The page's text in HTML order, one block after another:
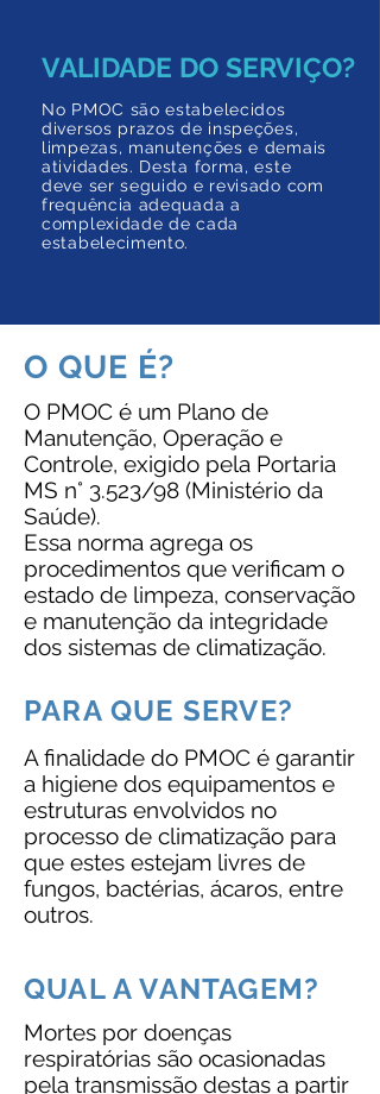
VALIDADE DO SERVIÇO?
No PMOC são estabelecidos
diversos prazos de inspeções,
limpezas, manutenções e demais
atividades. Desta forma, este
deve ser seguido e revisado com
frequência adequada a
complexidade de cada
estabelecimento.
O QUE É?
O PMOC é um Plano de
Manutenção, Operação e
Controle, exigido pela Portaria
MS n° 3.523/98 (Ministério da
Saúde).
Essa norma agrega os
procedimentos que verificam o
estado de limpeza, conservação
e manutenção da integridade
dos sistemas de climatização.
PARA QUE SERVE?
A finalidade do PMOC é garantir
a higiene dos equipamentos e
estruturas envolvidos no
processo de climatização para
que estes estejam livres de
fungos, bactérias, ácaros, entre
outros.
QUAL A VANTAGEM?
Mortes por doenças
respiratórias são ocasionadas
pela transmissão destas a partir